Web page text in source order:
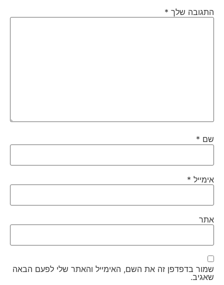
התגובה שלך *
שם *
אימייל *
אתר
שמור בדפדפן זה את השם, האימייל והאתר שלי לפעם הבאה
שאגיב.